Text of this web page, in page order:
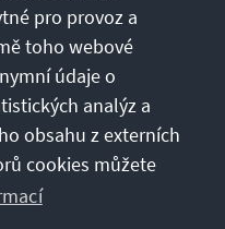
pro provoz a
toho webové
údaje o
analýz a
obsahu z externích
cookies můžete